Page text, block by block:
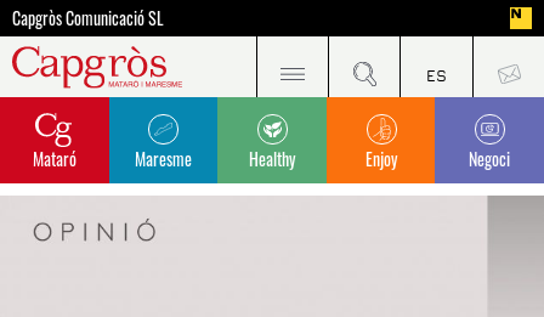
Capgròs Comunicació SL
Mataró Maresme Healthy Enjoy Negoci